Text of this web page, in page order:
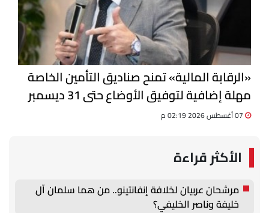
«الرقابة المالية» تمنح صناديق التأمين الخاصة
مهلة إضافية لتوفيق الأوضاع حتى 31 ديسمبر
الأكثر قراءة
مرشحان عربيان لخلافة إنفانتينو.. من هما سلمان آل
خليفة وناصر الخليفي؟